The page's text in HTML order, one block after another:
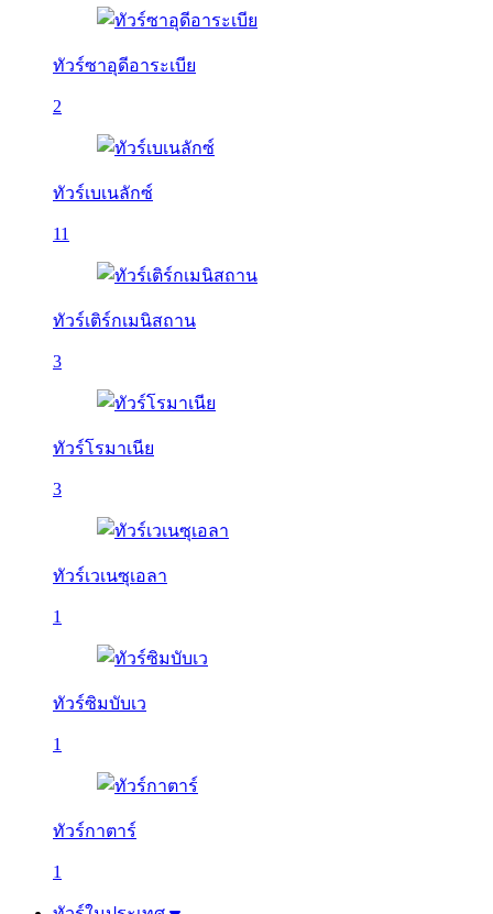
ทัวร์ซาอุดีอาระเบีย
2
ทัวร์เบเนลักซ์
11
ทัวร์เติร์กเมนิสถาน
3
ทัวร์โรมาเนีย
3
ทัวร์เวเนซุเอลา
1
ทัวร์ซิมบับเว
1
ทัวร์กาตาร์
1